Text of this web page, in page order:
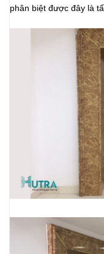
phân biệt được đây là